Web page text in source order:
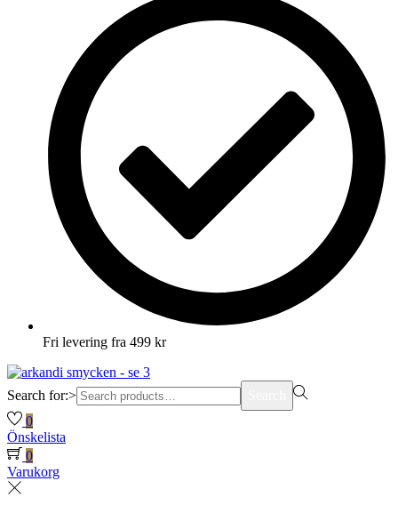
Fri levering fra 499 kr
Search for:>
0
Önskelista
0
Varukorg